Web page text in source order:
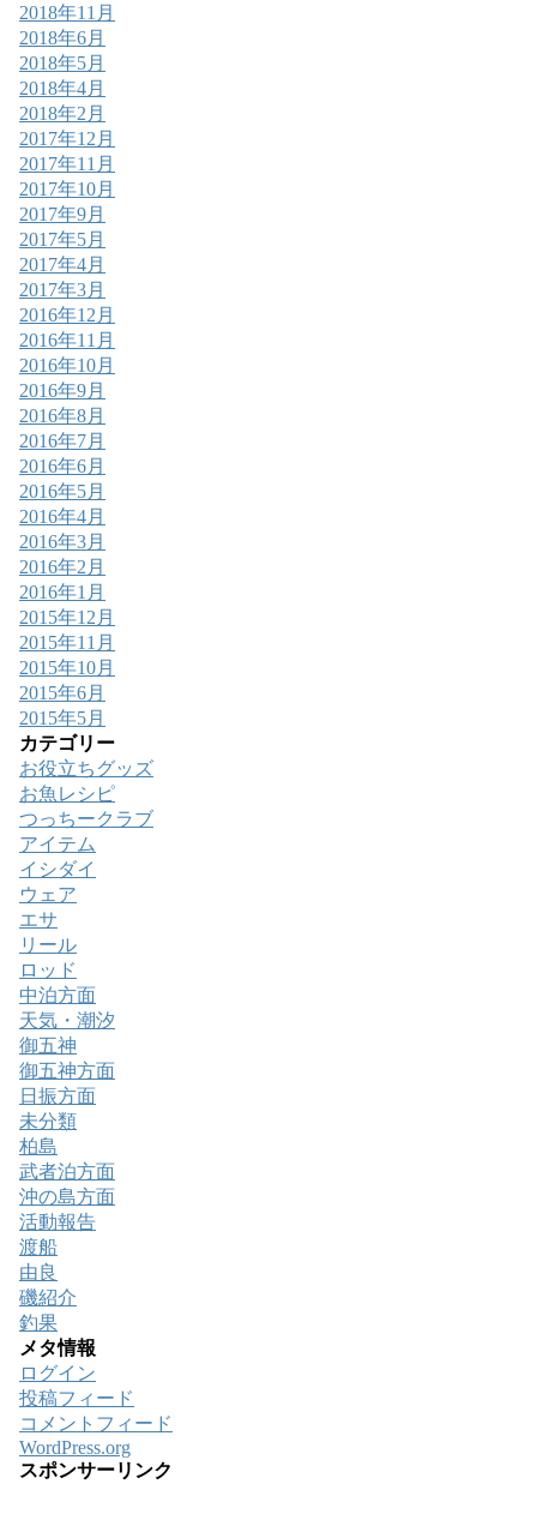
2018年11月
2018年6月
2018年5月
2018年4月
2018年2月
2017年12月
2017年11月
2017年10月
2017年9月
2017年5月
2017年4月
2017年3月
2016年12月
2016年11月
2016年10月
2016年9月
2016年8月
2016年7月
2016年6月
2016年5月
2016年4月
2016年3月
2016年2月
2016年1月
2015年12月
2015年11月
2015年10月
2015年6月
2015年5月
カテゴリー
お役立ちグッズ
お魚レシピ
つっちークラブ
アイテム
イシダイ
ウェア
エサ
リール
ロッド
中泊方面
天気・潮汐
御五神
御五神方面
日振方面
未分類
柏島
武者泊方面
沖の島方面
活動報告
渡船
由良
磯紹介
釣果
メタ情報
ログイン
投稿フィード
コメントフィード
WordPress.org
スポンサーリンク